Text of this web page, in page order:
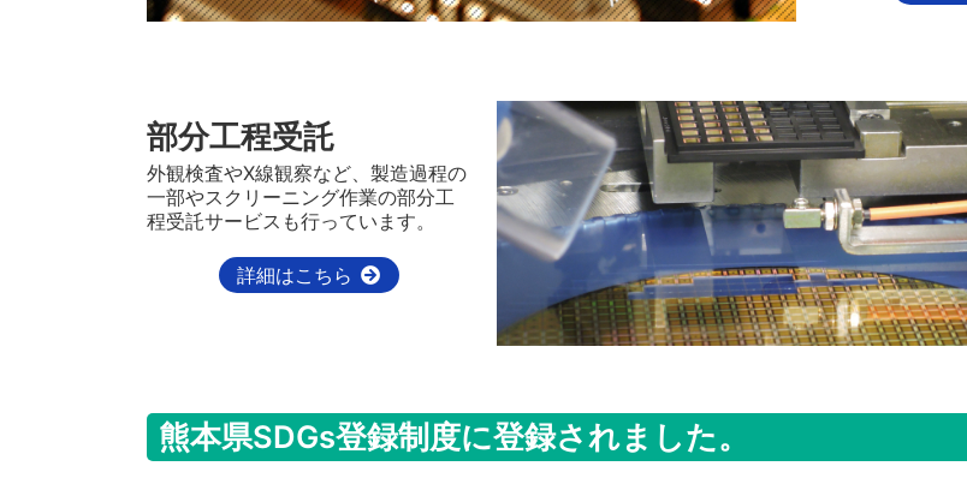
部分工程受託
外観検査やX線観察など、製造過程の
一部やスクリーニング作業の部分工
程受託サービスも行っています。
詳細はこちら
熊本県SDGs登録制度に登録されました。